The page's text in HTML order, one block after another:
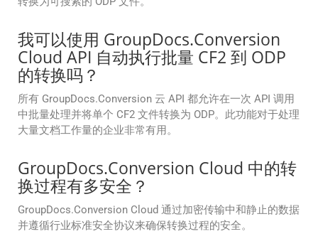
我可以使用 GroupDocs.Conversion
Cloud API 自动执行批量 CF2 到 ODP
的转换吗？
所有 GroupDocs.Conversion 云 API 都允许在一次 API 调用
中批量处理并将单个 CF2 文件转换为 ODP。此功能对于处理
大量文档工作量的企业非常有用。
GroupDocs.Conversion Cloud 中的转
换过程有多安全？
GroupDocs.Conversion Cloud 通过加密传输中和静止的数据
并遵循行业标准安全协议来确保转换过程的安全。